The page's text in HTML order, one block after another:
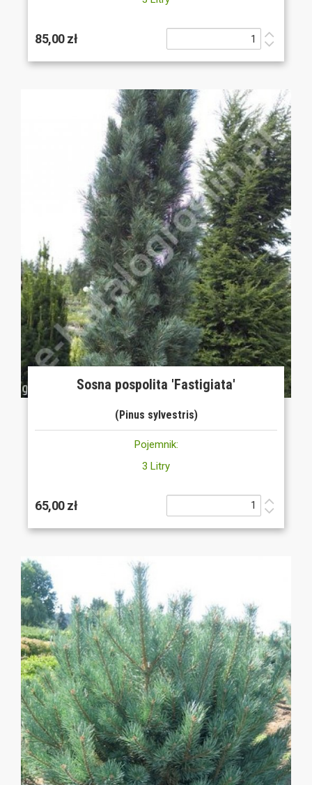
85,00 zł
Sosna pospolita 'Fastigiata'
(Pinus sylvestris)
Pojemnik:
3 Litry
65,00 zł